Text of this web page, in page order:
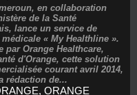
en collaboration
de la Santé
lance un service de
« My Healthline ».
par Orange Healthcare,
d'Orange, cette solution
courant avril 2014,
rédaction de...
, ORANGE